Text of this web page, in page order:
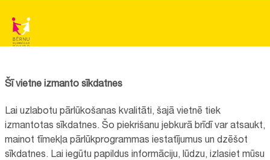
Reģistrācijas nr.:40008057120
+371 67064475
Visi kontakti
Šī vietne izmanto sīkdatnes
Lai uzlabotu pārlūkošanas kvalitāti, šajā vietnē tiek
izmantotas sīkdatnes. Šo piekrišanu jebkurā brīdī var atsaukt,
mainot tīmekļa pārlūkprogrammas iestatījumus un dzēšot
sīkdatnes. Lai iegūtu papildus informāciju, lūdzu, izlasiet mūsu